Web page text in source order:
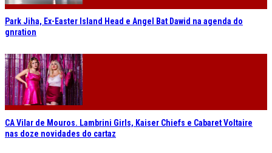
Park Jiha, Ex-Easter Island Head e Angel Bat Dawid na agenda do
gnration
CA Vilar de Mouros. Lambrini Girls, Kaiser Chiefs e Cabaret Voltaire
nas doze novidades do cartaz